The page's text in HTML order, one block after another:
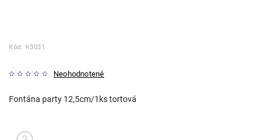
Kód: K3031
Neohodnotené
Fontána party 12,5cm/1ks tortová